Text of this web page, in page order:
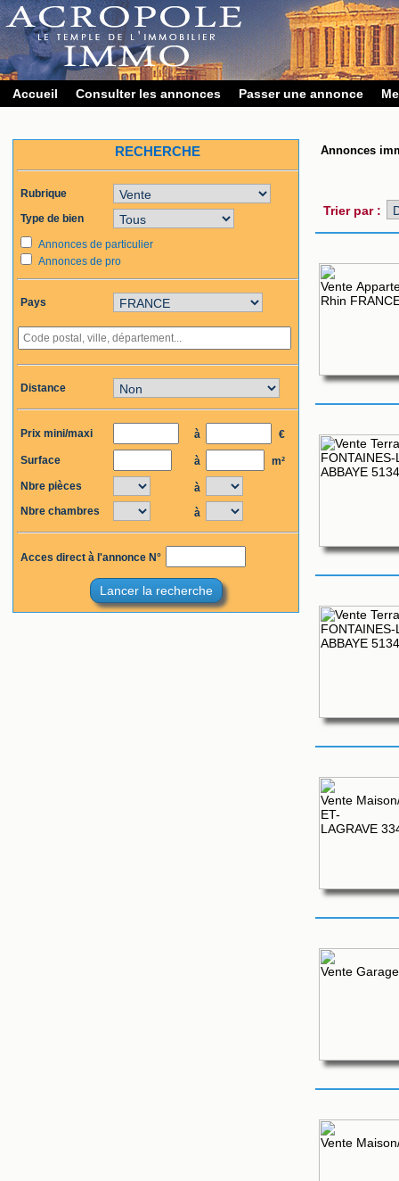
Accueil Consulter les annonces Passer une annonce
RECHERCHE
Rubrique
Type de bien
Annonces de particulier
Annonces de pro
Pays
Distance
Prix mini/maxi à €
Surface à
m²
Nbre pièces
à
Nbre chambres
à
Acces direct à l'annonce N°
Lancer la recherche
Annonces
Trier par :